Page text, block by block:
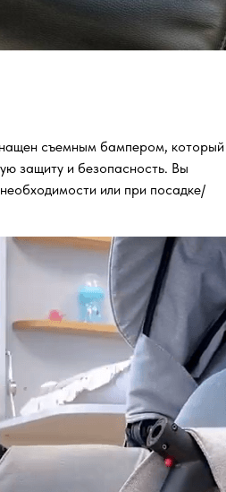
съемным бампером, который
защиту и безопасность. Вы
или при посадке/